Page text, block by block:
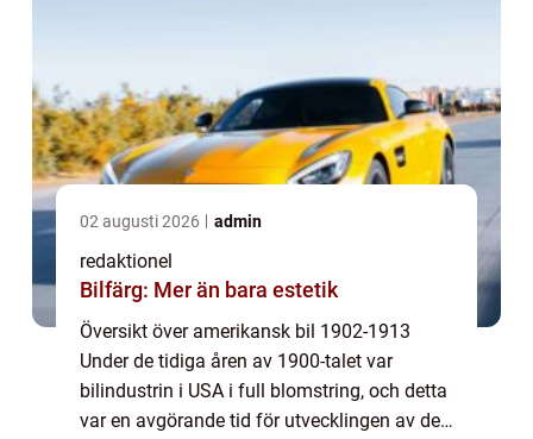
02 augusti 2026 admin
redaktionel
Bilfärg: Mer än bara estetik
Översikt över amerikansk bil 1902-1913
Under de tidiga åren av 1900-talet var
bilindustrin i USA i full blomstring, och detta
var en avgörande tid för utvecklingen av den